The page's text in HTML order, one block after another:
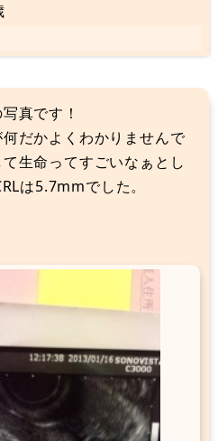
真です！
だかよくわかりませんで
生命ってすごいなぁとし
は5.7mmでした。